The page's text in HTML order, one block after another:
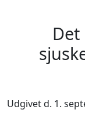
Udgivet d. 1.